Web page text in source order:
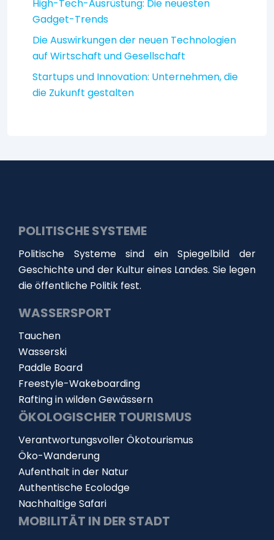
High-Tech-Ausrüstung: Die neuesten
Gadget-Trends
Die Auswirkungen der neuen Technologien
auf Wirtschaft und Gesellschaft
Startups und Innovation: Unternehmen, die
die Zukunft gestalten
POLITISCHE SYSTEME
Politische Systeme sind ein Spiegelbild der
Geschichte und der Kultur eines Landes. Sie legen
die öffentliche Politik fest.
WASSERSPORT
Tauchen
Wasserski
Paddle Board
Freestyle-Wakeboarding
Rafting in wilden Gewässern
ÖKOLOGISCHER TOURISMUS
Verantwortungsvoller Ökotourismus
Öko-Wanderung
Aufenthalt in der Natur
Authentische Ecolodge
Nachhaltige Safari
MOBILITÄT IN DER STADT